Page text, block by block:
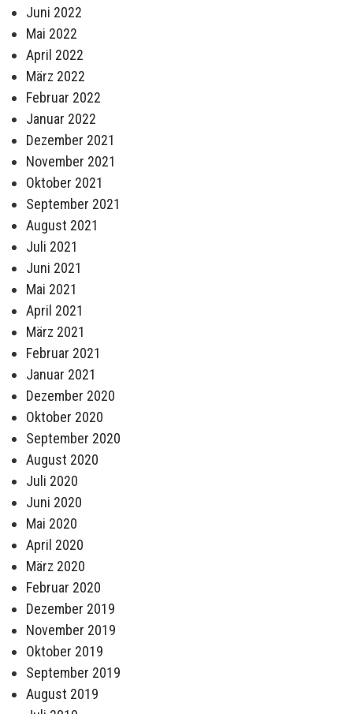
Juni 2022
Mai 2022
April 2022
März 2022
Februar 2022
Januar 2022
Dezember 2021
November 2021
Oktober 2021
September 2021
August 2021
Juli 2021
Juni 2021
Mai 2021
April 2021
März 2021
Februar 2021
Januar 2021
Dezember 2020
Oktober 2020
September 2020
August 2020
Juli 2020
Juni 2020
Mai 2020
April 2020
März 2020
Februar 2020
Dezember 2019
November 2019
Oktober 2019
September 2019
August 2019